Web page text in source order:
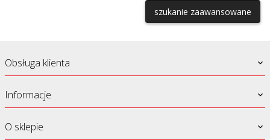
szukanie zaawansowane
Obsługa klienta
Informacje
O sklepie